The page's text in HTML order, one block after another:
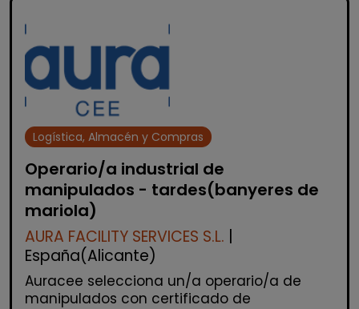
Logística, Almacén y Compras
Operario/a industrial de
manipulados - tardes(banyeres de
mariola)
AURA FACILITY SERVICES S.L. |
España(Alicante)
Auracee selecciona un/a operario/a de
manipulados con certificado de